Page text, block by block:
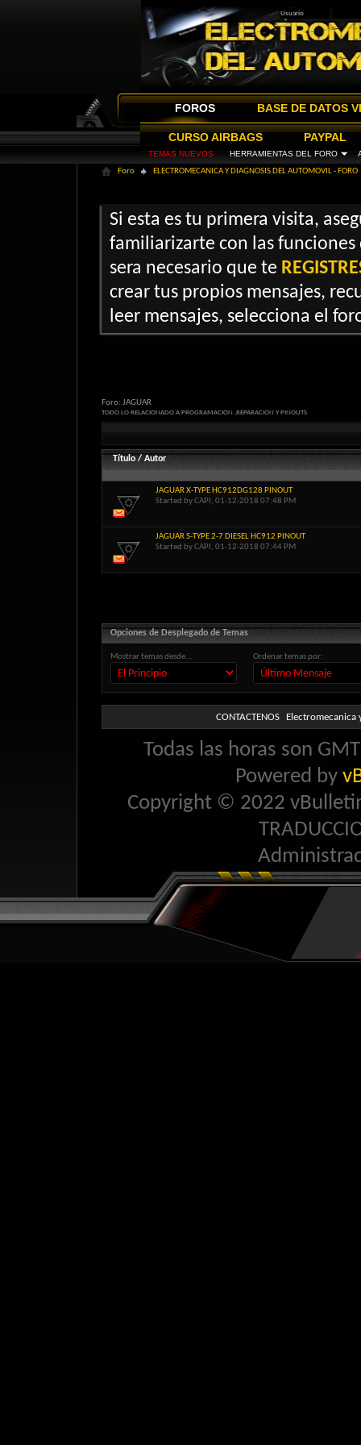
FOROS
TEMAS NUEVOS HERRAMIENTAS DEL FORO
BASE DE DATOS
CURSO AIRBAGS PAYPAL
Foro ELECTROMECANICA Y DIAGNOSIS DEL AUTOMOVIL - FORO
Si esta es tu primera visita,
familiarizarte con las funciones
sera necesario que te
crear tus propios mensajes,
leer mensajes, selecciona el
Foro: JAGUAR
TODO LO RELACIONADO A PROGRAMACION ,REPARACION Y PINOUTS
Título / Autor
JAGUAR X-TYPE HC912DG128 PINOUT
Started byCAPI , 01-12-2018 07:48 PM
JAGUAR S-TYPE 2-7 DIESEL HC912 PINOUT
Started byCAPI , 01-12-2018 07:44 PM
Opciones de Desplegado de Temas
Mostrar temas desde... Ordenar temas por:
CONTACTENOS Electromecanica
Todas las horas son
Powered by
Copyright © 2022